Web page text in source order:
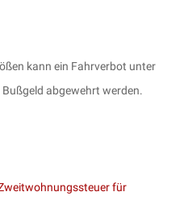
kann ein Fahrverbot unter
abgewehrt werden.
für